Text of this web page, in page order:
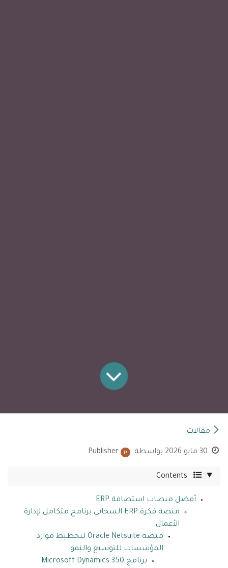
مقالات
30 مايو 2026 بواسطة Publisher
Contents
أفضل منصات استضافة ERP
منصة فكرة ERP السحابي برنامج متكامل لإدارة
الأعمال
منصة Oracle Netsuite لتخطيط موارد
المؤسسات للتوسيع والنمو
برنامج Microsoft Dynamics 350